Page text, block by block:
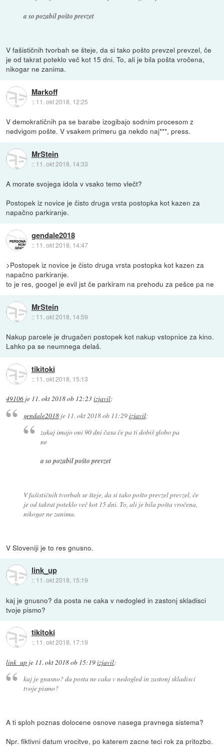
a so pozabil pošto prevzet
V fašističnih tvorbah se šteje, da si tako pošto prevzel prevzel, če
je od takrat poteklo več kot 15 dni. To, ali je bila pošta vročena,
nikogar ne zanima.
Markoff
:: 11. okt 2018, 12:25
V demokratičnih pa se barabe izogibajo sodnim procesom z
nedvigom pošte. V vsakem primeru ga nekdo naj***, press.
MrStein
:: 11. okt 2018, 14:33
A morate svojega idola v vsako temo vlečt?
Postopek iz novice je čisto druga vrsta postopka kot kazen za
napačno parkiranje.
gendale2018
:: 11. okt 2018, 14:47
>Postopek iz novice je čisto druga vrsta postopka kot kazen za
napačno parkiranje.
to je res, googel je evil jst če parkiram na prehodu za pešce pa ne
MrStein
:: 11. okt 2018, 14:59
Nakup parcele je drugačen postopek kot nakup vstopnice za kino.
Lahko pa se neumnega delaš.
tikitoki
:: 11. okt 2018, 15:13
49106 je 11. okt 2018 ob 12:23izjavil:
gendale2018je 11. okt 2018 ob 11:29izjavil:
zakaj imajo oni 90 dni časa če pa ti dobiš globo pa
ne
a so pozabil pošto prevzet
V fašističnih tvorbah se šteje, da si tako pošto prevzel prevzel, če
je od takrat poteklo več kot 15 dni. To, ali je bila pošta vročena,
nikogar ne zanima.
V Sloveniji je to res gnusno.
link_up
:: 11. okt 2018, 15:19
kaj je gnusno? da posta ne caka v nedogled in zastonj skladisci
tvoje pismo?
tikitoki
:: 11. okt 2018, 17:19
link_up je 11. okt 2018 ob 15:19izjavil:
kaj je gnusno? da posta ne caka v nedogled in zastonj skladisci
tvoje pismo?
A ti sploh poznas dolocene osnove nasega pravnega sistema?
Npr. fiktivni datum vrocitve, po katerem zacne teci rok za pritozbo.